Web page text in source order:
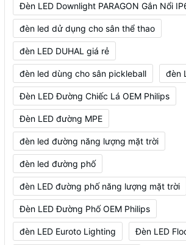
Đèn LED Downlight PARAGON Gắn Nổi
đèn led dử dụng cho sân thể thao
đèn LED DUHAL giá rẻ
đèn led dùng cho sân pickleball đèn
Đèn LED Đường Chiếc Lá OEM Philips
Đèn LED đường MPE
đèn led đường năng lượng mặt trời
đèn led đường phố
đèn LED đường phố năng lượng mặt trời
Đèn LED Đường Phố OEM Philips
đèn LED Euroto Lighting Đèn LED